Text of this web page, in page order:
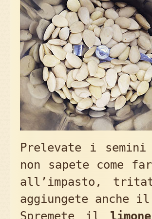
Prelevate i
non sapete come
all’impasto,
aggiungete anche il
Spremete il limone